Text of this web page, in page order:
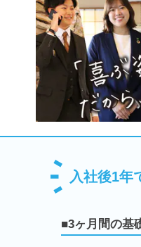
入社後1年
■3ヶ月間の基